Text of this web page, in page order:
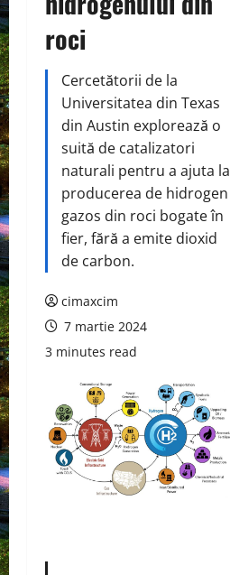
roci
Cercetătorii de la
Universitatea din Texas
din Austin explorează o
suită de catalizatori
naturali pentru a ajuta la
producerea de hidrogen
gazos din roci bogate în
fier, fără a emite dioxid
de carbon.
cimaxcim
7 martie 2024
3 minutes read